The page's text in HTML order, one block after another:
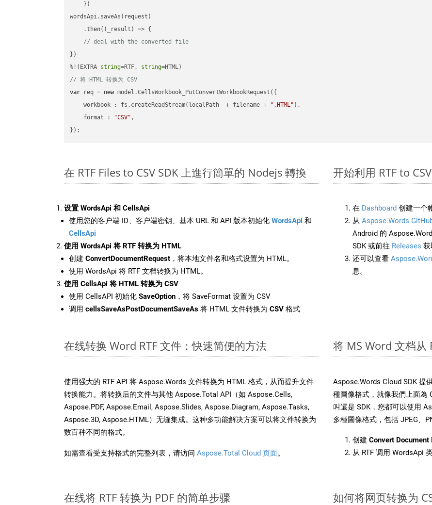
    })
wordsApi.saveAs(request)
    .then(
( _result ) => {
// deal with the converted file
})
%!(EXTRA string=RTF, string
// 将 HTML 转换为 CSV
var req = new model.CellsWorkbook_PutConvertWorkbookRequest({
workbook : fs.createReadStream(localPath  + filename + ".HTML" ),
format : "CSV" ,
在 RTF Files to CSV SDK 上進行簡單的 Nodejs 轉換
设置 WordsApi 和 CellsApi
使用您的客户端 ID、客户端密钥、基本 URL 和 API 版本初始化 WordsApi 和
CellsApi
使用 WordsApi 将 RTF 转换为 HTML
创建 ConvertDocumentRequest ，将本地文件名和格式设置为 HTML。
使用 WordsApi 将 RTF 文档转换为 HTML。
使用 CellsApi 将 HTML 转换为 CSV
使用 CellsAPI 初始化 SaveOption ，将 SaveFormat 设置为 CSV
调用 cellsSaveAsPostDocumentSaveAs 将 HTML 文件转换为 CSV 格式
开始利用 RTF to
在 Dashboard 创建一个
从 Aspose.Words
Android 的
SDK 或前往 Releases 获
还可以查看
息。
在线转换 Word RTF 文件：快速简便的方法
使用强大的 RTF API 将 Aspose.Words 文件转换为 HTML 格式，从而提升文件
转换能力。将转换后的文件与其他 Aspose.Total API（如 Aspose.Cells,
Aspose.PDF, Aspose.Email, Aspose.Slides, Aspose.Diagram, Aspose.Tasks,
Aspose.3D, Aspose.HTML）无缝集成。这种多功能解决方案可以将文件转换为
数百种不同的格式。
如需查看受支持格式的完整列表，请访问 Aspose.Total Cloud 页面。
将 MS Word 文档从
Aspose.Words Cloud SDK 提
種圖像格式，就像我們上面為
叫還是 SDK，您都可以使用
多種圖像格式，包括 JPEG、
创建 Convert Document
从 RTF 调用 WordsApi
在线将 RTF 转换为 PDF 的简单步骤 如何将网页转换为